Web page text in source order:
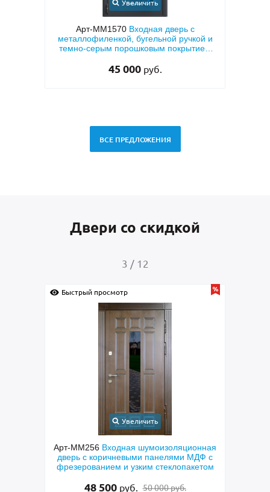
Увеличить
Арт-ММ1570 Входная дверь с
металлофиленкой, бугельной ручкой и
темно-серым порошковым покрытием
45 000 руб.
ВСЕ ПРЕДЛОЖЕНИЯ
Двери со скидкой
3 / 12
Быстрый просмотр
Увеличить
Арт-ММ256 Входная шумоизоляционная
дверь с коричневыми панелями МДФ с
фрезерованием и узким стеклопакетом
48 500 руб. 50 000 руб.